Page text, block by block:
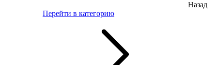
Назад
Перейти в категорию